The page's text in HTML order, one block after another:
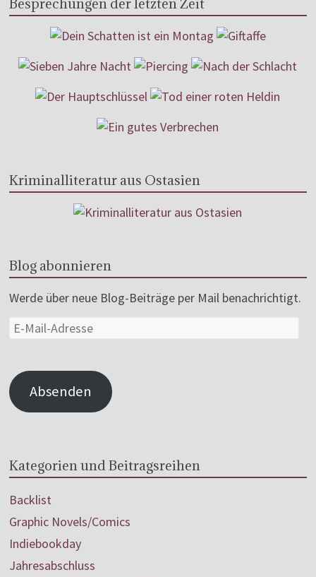
Besprechungen der letzten Zeit
Kriminalliteratur aus Ostasien
Blog abonnieren
Werde über neue Blog-Beiträge per Mail benachrichtigt.
Absenden
Kategorien und Beitragsreihen
Backlist
Graphic Novels/Comics
Indiebookday
Jahresabschluss